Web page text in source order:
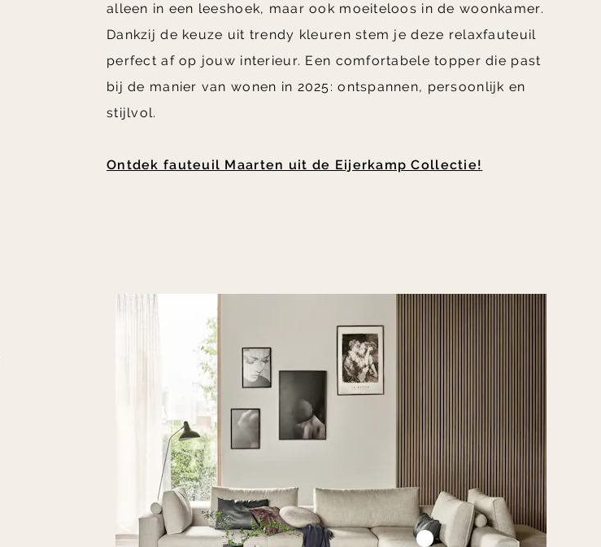
alleen in een leeshoek, maar ook moeiteloos in de woonkamer.
Dankzij de keuze uit trendy kleuren stem je deze relaxfauteuil
perfect af op jouw interieur. Een comfortabele topper die past
bij de manier van wonen in 2025: ontspannen, persoonlijk en
stijlvol.
Ontdek fauteuil Maarten uit de Eijerkamp Collectie!